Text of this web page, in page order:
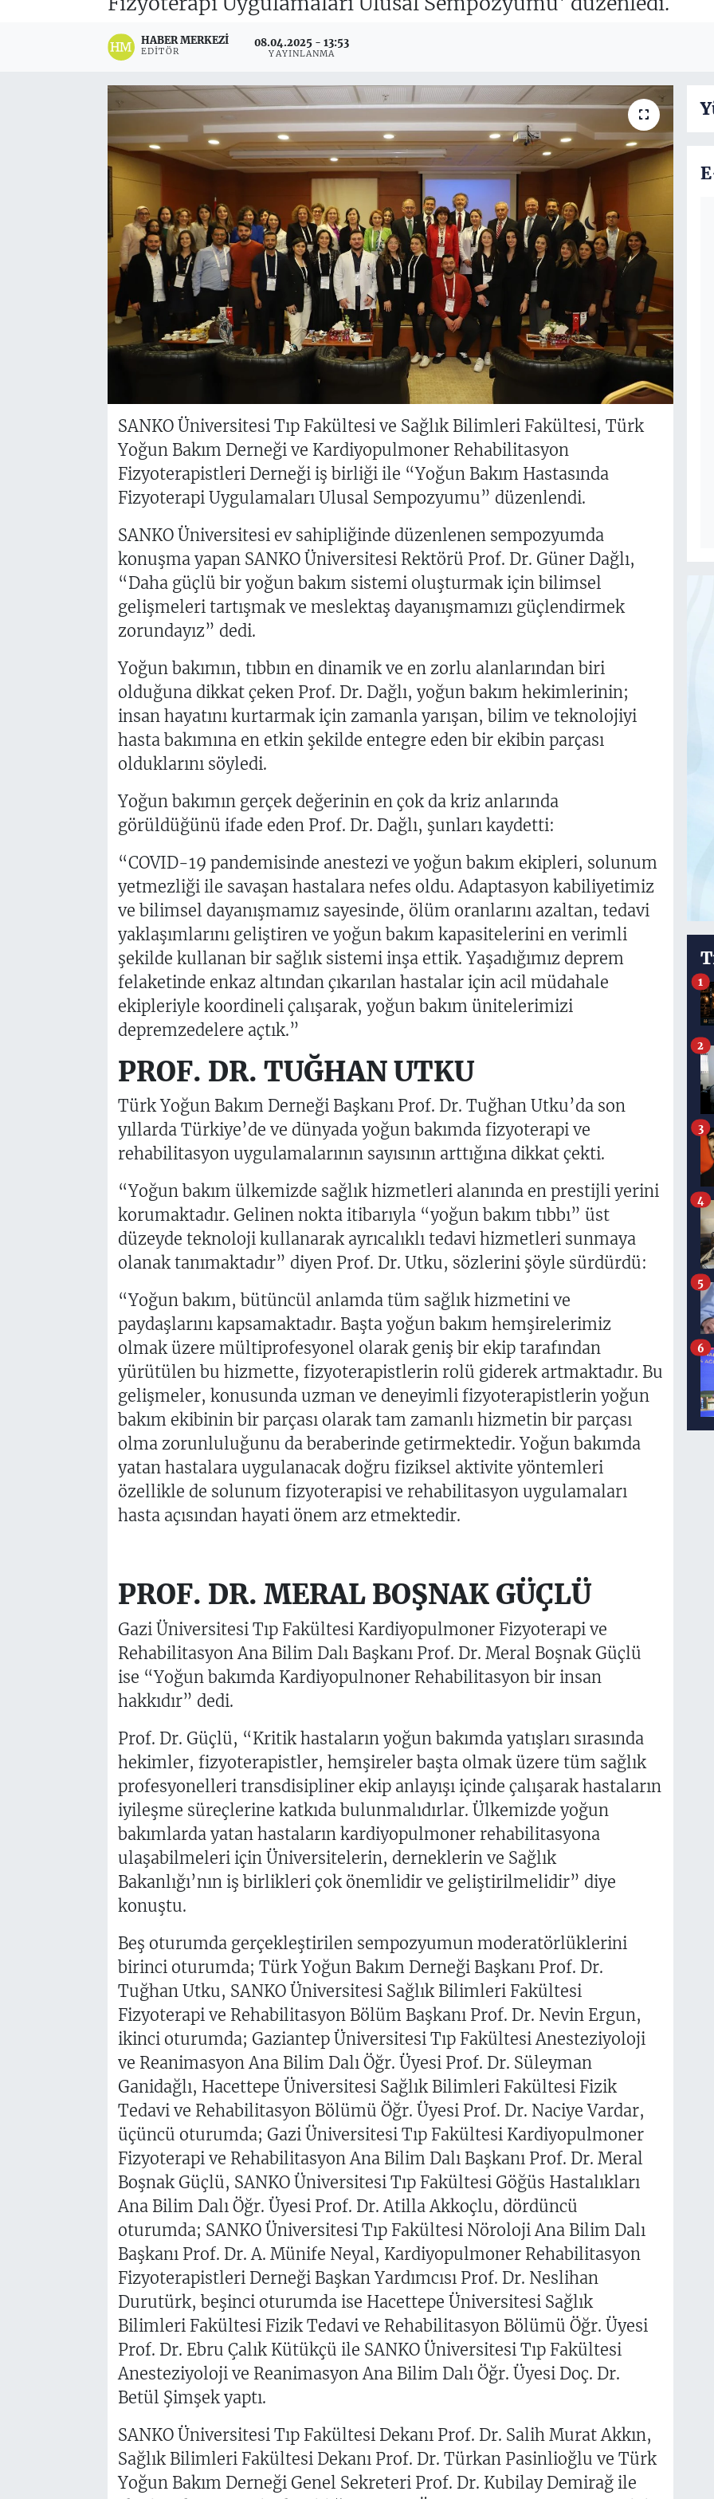
HABER MERKEZI
EDITÖR
08.04.2025 - 13:53
YAYINLANMA
SANKO Üniversitesi Tıp Fakültesi ve Sağlık Bilimleri Fakültesi, Türk
Yoğun Bakım Derneği ve Kardiyopulmoner Rehabilitasyon
Fizyoterapistleri Derneği iş birliği ile “Yoğun Bakım Hastasında
Fizyoterapi Uygulamaları Ulusal Sempozyumu” düzenlendi.
SANKO Üniversitesi ev sahipliğinde düzenlenen sempozyumda
konuşma yapan SANKO Üniversitesi Rektörü Prof. Dr. Güner Dağlı,
“Daha güçlü bir yoğun bakım sistemi oluşturmak için bilimsel
gelişmeleri tartışmak ve meslektaş dayanışmamızı güçlendirmek
zorundayız” dedi.
Yoğun bakımın, tıbbın en dinamik ve en zorlu alanlarından biri
olduğuna dikkat çeken Prof. Dr. Dağlı, yoğun bakım hekimlerinin;
insan hayatını kurtarmak için zamanla yarışan, bilim ve teknolojiyi
hasta bakımına en etkin şekilde entegre eden bir ekibin parçası
olduklarını söyledi.
Yoğun bakımın gerçek değerinin en çok da kriz anlarında
görüldüğünü ifade eden Prof. Dr. Dağlı, şunları kaydetti:
“COVID-19 pandemisinde anestezi ve yoğun bakım ekipleri, solunum
yetmezliği ile savaşan hastalara nefes oldu. Adaptasyon kabiliyetimiz
ve bilimsel dayanışmamız sayesinde, ölüm oranlarını azaltan, tedavi
yaklaşımlarını geliştiren ve yoğun bakım kapasitelerini en verimli
şekilde kullanan bir sağlık sistemi inşa ettik. Yaşadığımız deprem
felaketinde enkaz altından çıkarılan hastalar için acil müdahale
ekipleriyle koordineli çalışarak, yoğun bakım ünitelerimizi
depremzedelere açtık.”
PROF. DR. TUĞHAN UTKU
Türk Yoğun Bakım Derneği Başkanı Prof. Dr. Tuğhan Utku’da son
yıllarda Türkiye’de ve dünyada yoğun bakımda fizyoterapi ve
rehabilitasyon uygulamalarının sayısının arttığına dikkat çekti.
“Yoğun bakım ülkemizde sağlık hizmetleri alanında en prestijli yerini
korumaktadır. Gelinen nokta itibarıyla “yoğun bakım tıbbı” üst
düzeyde teknoloji kullanarak ayrıcalıklı tedavi hizmetleri sunmaya
olanak tanımaktadır” diyen Prof. Dr. Utku, sözlerini şöyle sürdürdü:
“Yoğun bakım, bütüncül anlamda tüm sağlık hizmetini ve
paydaşlarını kapsamaktadır. Başta yoğun bakım hemşirelerimiz
olmak üzere mültiprofesyonel olarak geniş bir ekip tarafından
yürütülen bu hizmette, fizyoterapistlerin rolü giderek artmaktadır. Bu
gelişmeler, konusunda uzman ve deneyimli fizyoterapistlerin yoğun
bakım ekibinin bir parçası olarak tam zamanlı hizmetin bir parçası
olma zorunluluğunu da beraberinde getirmektedir. Yoğun bakımda
yatan hastalara uygulanacak doğru fiziksel aktivite yöntemleri
özellikle de solunum fizyoterapisi ve rehabilitasyon uygulamaları
hasta açısından hayati önem arz etmektedir.
PROF. DR. MERAL BOŞNAK GÜÇLÜ
Gazi Üniversitesi Tıp Fakültesi Kardiyopulmoner Fizyoterapi ve
Rehabilitasyon Ana Bilim Dalı Başkanı Prof. Dr. Meral Boşnak Güçlü
ise “Yoğun bakımda Kardiyopulnoner Rehabilitasyon bir insan
hakkıdır” dedi.
Prof. Dr. Güçlü, “Kritik hastaların yoğun bakımda yatışları sırasında
hekimler, fizyoterapistler, hemşireler başta olmak üzere tüm sağlık
profesyonelleri transdisipliner ekip anlayışı içinde çalışarak hastaların
iyileşme süreçlerine katkıda bulunmalıdırlar. Ülkemizde yoğun
bakımlarda yatan hastaların kardiyopulmoner rehabilitasyona
ulaşabilmeleri için Üniversitelerin, derneklerin ve Sağlık
Bakanlığı’nın iş birlikleri çok önemlidir ve geliştirilmelidir” diye
konuştu.
Beş oturumda gerçekleştirilen sempozyumun moderatörlüklerini
birinci oturumda; Türk Yoğun Bakım Derneği Başkanı Prof. Dr.
Tuğhan Utku, SANKO Üniversitesi Sağlık Bilimleri Fakültesi
Fizyoterapi ve Rehabilitasyon Bölüm Başkanı Prof. Dr. Nevin Ergun,
ikinci oturumda; Gaziantep Üniversitesi Tıp Fakültesi Anesteziyoloji
ve Reanimasyon Ana Bilim Dalı Öğr. Üyesi Prof. Dr. Süleyman
Ganidağlı, Hacettepe Üniversitesi Sağlık Bilimleri Fakültesi Fizik
Tedavi ve Rehabilitasyon Bölümü Öğr. Üyesi Prof. Dr. Naciye Vardar,
üçüncü oturumda; Gazi Üniversitesi Tıp Fakültesi Kardiyopulmoner
Fizyoterapi ve Rehabilitasyon Ana Bilim Dalı Başkanı Prof. Dr. Meral
Boşnak Güçlü, SANKO Üniversitesi Tıp Fakültesi Göğüs Hastalıkları
Ana Bilim Dalı Öğr. Üyesi Prof. Dr. Atilla Akkoçlu, dördüncü
oturumda; SANKO Üniversitesi Tıp Fakültesi Nöroloji Ana Bilim Dalı
Başkanı Prof. Dr. A. Münife Neyal, Kardiyopulmoner Rehabilitasyon
Fizyoterapistleri Derneği Başkan Yardımcısı Prof. Dr. Neslihan
Durutürk, beşinci oturumda ise Hacettepe Üniversitesi Sağlık
Bilimleri Fakültesi Fizik Tedavi ve Rehabilitasyon Bölümü Öğr. Üyesi
Prof. Dr. Ebru Çalık Kütükçü ile SANKO Üniversitesi Tıp Fakültesi
Anesteziyoloji ve Reanimasyon Ana Bilim Dalı Öğr. Üyesi Doç. Dr.
Betül Şimşek yaptı.
SANKO Üniversitesi Tıp Fakültesi Dekanı Prof. Dr. Salih Murat Akkın,
Sağlık Bilimleri Fakültesi Dekanı Prof. Dr. Türkan Pasinlioğlu ve Türk
Yoğun Bakım Derneği Genel Sekreteri Prof. Dr. Kubilay Demirağ ile
1
2
3
4
5
6